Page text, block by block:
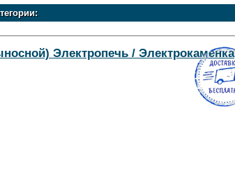
Электропечь / Электрокаменка